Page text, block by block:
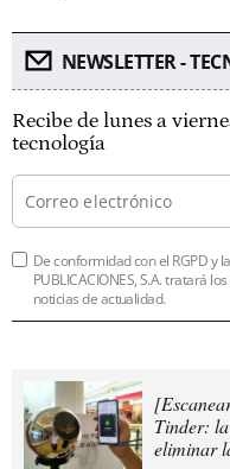
NEWSLETTER -
Recibe de lunes a
tecnología
De conformidad con el RGPD y
PUBLICACIONES, S.A. tratará
noticias de actualidad.
Tinder:
eliminar